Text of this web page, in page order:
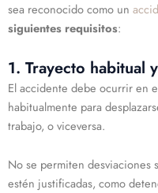
sea reconocido como un
siguientes requisitos:
1. Trayecto habitual
El accidente debe ocurrir en
habitualmente para
trabajo, o viceversa.
No se permiten
estén justificadas, como